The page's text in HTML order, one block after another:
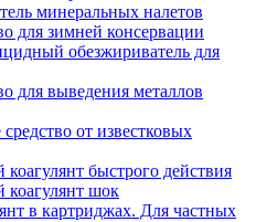
минеральных налетов
для зимней консервации
обезжириватель для
для выведения металлов
от известковых
быстрого действия
шок
в картриджах. Для частных